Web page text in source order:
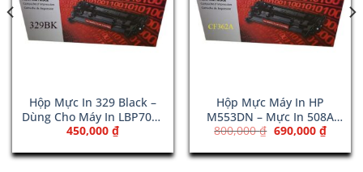
Hộp Mực In 329 Black –
Dùng Cho Máy In LBP7010
/ LBP7018
450,000 ₫
Hộp Mực Máy In HP
M553DN – Mực In 508A
Yellow (CF362A)
800,000₫ Giá
là:
800,000 ₫.
690,000 ₫Giá
hiện
tại
là: